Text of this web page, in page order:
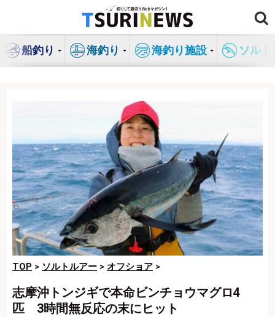
ン
船釣り 海釣り 海釣り施設 ソル
TOP > ソルトルアー > オフショア >
志摩沖トンジギで本命ビンチョウマグロ4
匹 3時間無反応の末にヒット